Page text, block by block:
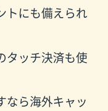
トにも備えられ
タッチ決済も使
なら海外キャッ